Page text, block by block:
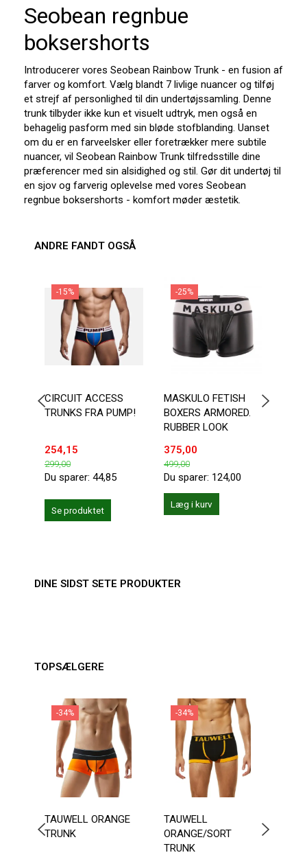
Seobean regnbue
boksershorts
Introducerer vores Seobean Rainbow Trunk - en fusion af
farver og komfort. Vælg blandt 7 livlige nuancer og tilføj
et strejf af personlighed til din undertøjssamling. Denne
trunk tilbyder ikke kun et visuelt udtryk, men også en
behagelig pasform med sin bløde stofblanding. Uanset
om du er en farveelsker eller foretrækker mere subtile
nuancer, vil Seobean Rainbow Trunk tilfredsstille dine
præferencer med sin alsidighed og stil. Gør dit undertøj til
en sjov og farverig oplevelse med vores Seobean
regnbue boksershorts - komfort møder æstetik.
ANDRE FANDT OGSÅ
-15%
CIRCUIT ACCESS
TRUNKS FRA PUMP!
254,15
299,00
Du sparer: 44,85
Se produktet
-25%
MASKULO FETISH
BOXERS ARMORED.
RUBBER LOOK
375,00
499,00
Du sparer: 124,00
Læg i kurv
DINE SIDST SETE PRODUKTER
TOPSÆLGERE
-34%
TAUWELL ORANGE
TRUNK
-34%
TAUWELL
ORANGE/SORT
TRUNK